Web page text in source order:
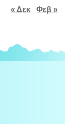
« Δεκ Φεβ »